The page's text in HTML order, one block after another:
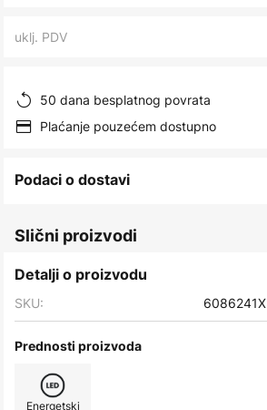
beginning
the
images
uklj. PDV
50 dana besplatnog povrata
Plaćanje pouzećem dostupno
Podaci o dostavi
Slični proizvodi
Detalji o proizvodu
SKU: 6086241X
Prednosti proizvoda
Energetski